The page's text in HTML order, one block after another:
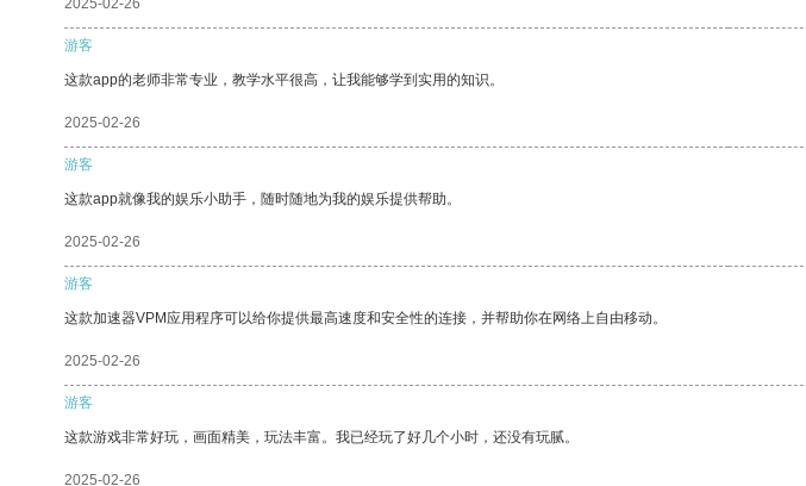
2025-02-26
游客
这款app的老师非常专业，教学水平很高，让我能够学到实用的知识。
2025-02-26
游客
这款app就像我的娱乐小助手，随时随地为我的娱乐提供帮助。
2025-02-26
游客
这款加速器VPM应用程序可以给你提供最高速度和安全性的连接，并帮助你在网络上自由移动。
2025-02-26
游客
这款游戏非常好玩，画面精美，玩法丰富。我已经玩了好几个小时，还没有玩腻。
2025-02-26